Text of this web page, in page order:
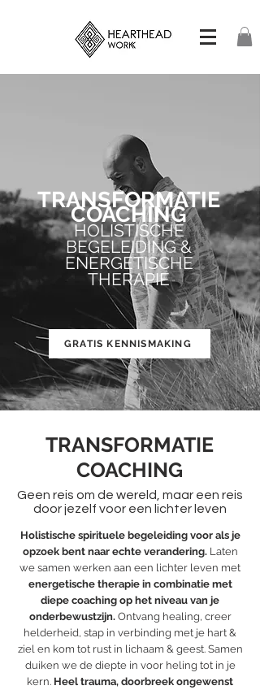
TRANSFORMATIE
COACHING
HOLISTISCHE
BEGELEIDING &
ENERGETISCHE
THERAPIE
GRATIS KENNISMAKING
TRANSFORMATIE
COACHING
Geen reis om de wereld, maar een reis
door jezelf voor een lichter leven
Holistische spirituele begeleiding voor als je
opzoek bent naar echte verandering. Laten
we samen werken aan een lichter leven met
energetische therapie in combinatie met
diepe coaching op het niveau van je
onderbewustzijn. Ontvang healing, creer
helderheid, stap in verbinding met je hart &
ziel en kom tot rust in lichaam & geest. Samen
duiken we de diepte in voor heling tot in je
kern. Heel trauma, doorbreek ongewenst